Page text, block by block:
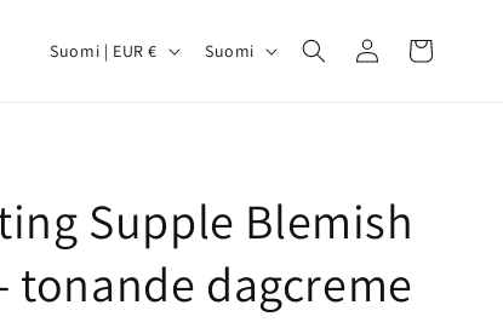
M
l
u
e
Suomi | EUR €
KSuomi
Kirjaudu
sisään
Ostoskori
Supple Blemish
tonande dagcreme